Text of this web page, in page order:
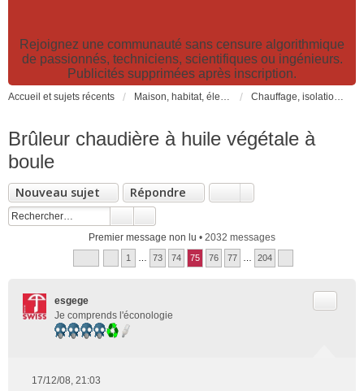
Rejoignez une communauté sans censure algorithmique
de passionnés, techniciens, scientifiques ou ingénieurs.
Publicités supprimées après inscription.
Accueil et sujets récents Maison, habitat, électricité et jardin. Travaux et bricolage. Chauffage, isolation, ventilation, VMC, refroidissement...
Brûleur chaudière à huile végétale à
boule
Nouveau sujet Répondre
Premier message non lu • 2032 messages
1 73 74 75 76 77 204
esgege
Je comprends l'éconologie
17/12/08, 21:03